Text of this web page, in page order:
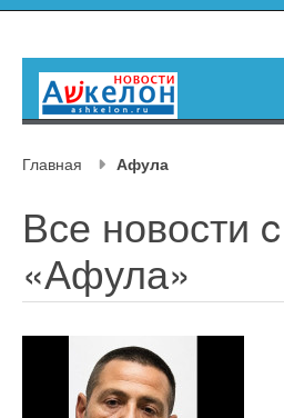
Главная Афула
Все новости
«Афула»